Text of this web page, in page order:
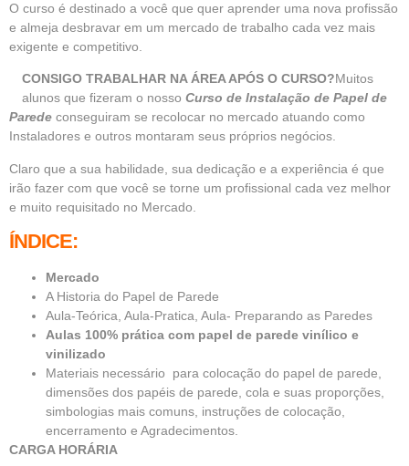
O curso é destinado a você que quer aprender uma nova profissão
e almeja desbravar em um mercado de trabalho cada vez mais
exigente e competitivo.
CONSIGO TRABALHAR NA ÁREA APÓS O CURSO?Muitos
alunos que fizeram o nosso Curso de Instalação de Papel de
Parede conseguiram se recolocar no mercado atuando como
Instaladores e outros montaram seus próprios negócios.
Claro que a sua habilidade, sua dedicação e a experiência é que
irão fazer com que você se torne um profissional cada vez melhor
e muito requisitado no Mercado.
ÍNDICE:
Mercado
A Historia do Papel de Parede
Aula-Teórica, Aula-Pratica, Aula- Preparando as Paredes
Aulas 100% prática com papel de parede vinílico e
vinilizado
Materiais necessário para colocação do papel de parede,
dimensões dos papéis de parede, cola e suas proporções,
simbologias mais comuns, instruções de colocação,
encerramento e Agradecimentos.
CARGA HORÁRIA